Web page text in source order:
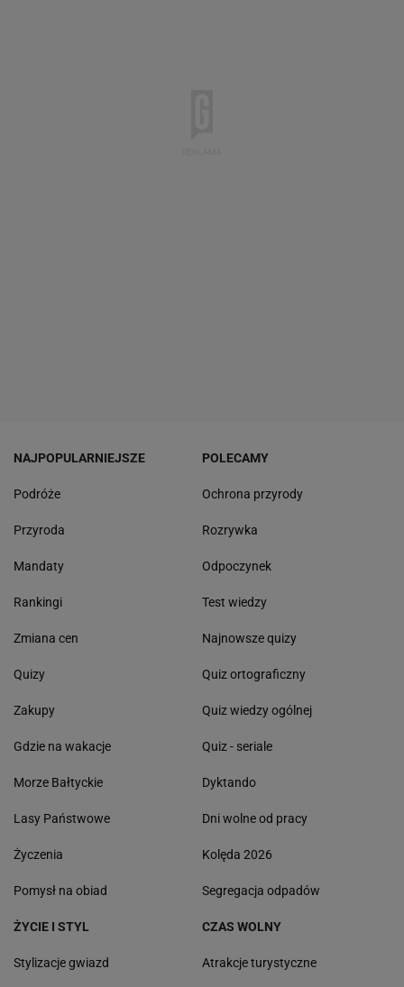
NAJPOPULARNIEJSZE
Podróże
Przyroda
Mandaty
Rankingi
Zmiana cen
Quizy
Zakupy
Gdzie na wakacje
Morze Bałtyckie
Lasy Państwowe
Życzenia
Pomysł na obiad
POLECAMY
Ochrona przyrody
Rozrywka
Odpoczynek
Test wiedzy
Najnowsze quizy
Quiz ortograficzny
Quiz wiedzy ogólnej
Quiz - seriale
Dyktando
Dni wolne od pracy
Kolęda 2026
Segregacja odpadów
ŻYCIE I STYL
Stylizacje gwiazd
CZAS WOLNY
Atrakcje turystyczne